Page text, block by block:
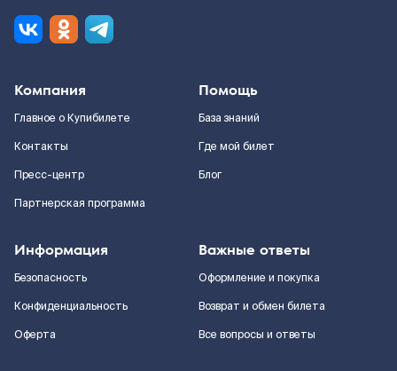
Компания
Главное о Купибилете
Контакты
Пресс-центр
Партнерская программа
Помощь
База знаний
Где мой билет
Блог
Информация
Безопасность
Конфиденциальность
Оферта
Важные ответы
Оформление и покупка
Возврат и обмен билета
Все вопросы и ответы